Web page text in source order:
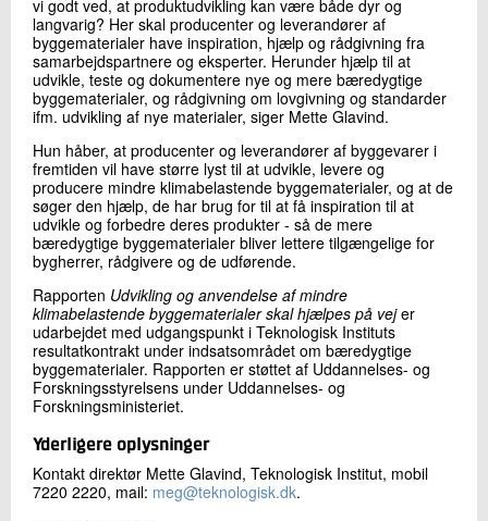
vi godt ved, at produktudvikling kan være både dyr og
langvarig? Her skal producenter og leverandører af
byggematerialer have inspiration, hjælp og rådgivning fra
samarbejdspartnere og eksperter. Herunder hjælp til at
udvikle, teste og dokumentere nye og mere bæredygtige
byggematerialer, og rådgivning om lovgivning og standarder
ifm. udvikling af nye materialer, siger Mette Glavind.
Hun håber, at producenter og leverandører af byggevarer i
fremtiden vil have større lyst til at udvikle, levere og
producere mindre klimabelastende byggematerialer, og at de
søger den hjælp, de har brug for til at få inspiration til at
udvikle og forbedre deres produkter - så de mere
bæredygtige byggematerialer bliver lettere tilgængelige for
bygherrer, rådgivere og de udførende.
Rapporten Udvikling og anvendelse af mindre
klimabelastende byggematerialer skal hjælpes på vejer
udarbejdet med udgangspunkt i Teknologisk Instituts
resultatkontrakt under indsatsområdet om bæredygtige
byggematerialer. Rapporten er støttet af Uddannelses- og
Forskningsstyrelsens under Uddannelses- og
Forskningsministeriet.
Yderligere oplysninger
Kontakt direktør Mette Glavind, Teknologisk Institut, mobil
7220 2220, mail: meg@teknologisk.dk.